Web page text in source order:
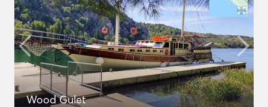
Wood Gulet